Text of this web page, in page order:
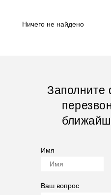
Ничего не найдено
Имя
Ваш вопрос